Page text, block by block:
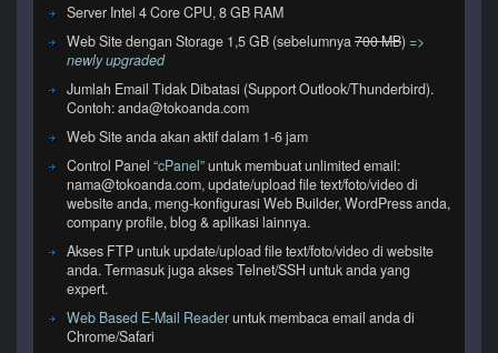
Server Intel 4 Core CPU, 8 GB RAM
Web Site dengan Storage 1,5 GB (sebelumnya 700 MB)=>
newly upgraded
Jumlah Email Tidak Dibatasi (Support Outlook/Thunderbird).
Contoh: anda@tokoanda.com
Web Site anda akan aktif dalam 1-6 jam
Control Panel “cPanel”untuk membuat unlimited email:
nama@tokoanda.com, update/upload file text/foto/video di
website anda, meng-konfigurasi Web Builder, WordPress anda,
company profile, blog & aplikasi lainnya.
Akses FTP untuk update/upload file text/foto/video di website
anda. Termasuk juga akses Telnet/SSH untuk anda yang
expert.
Web Based E-Mail Readeruntuk membaca email anda di
Chrome/Safari